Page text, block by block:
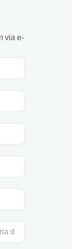
via e-